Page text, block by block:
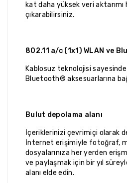
kat daha yüksek veri aktarımı
çıkarabilirsiniz.
802.11 a/c (1x1) WLAN ve
Kablosuz teknolojisi sayesinde
Bluetooth® aksesuarlarına
Bulut depolama alanı
İçeriklerinizi çevrimiçi olarak
İnternet erişimiyle fotoğraf,
dosyalarınıza her yerden
ve paylaşmak için bir yıl
alanı elde edin.